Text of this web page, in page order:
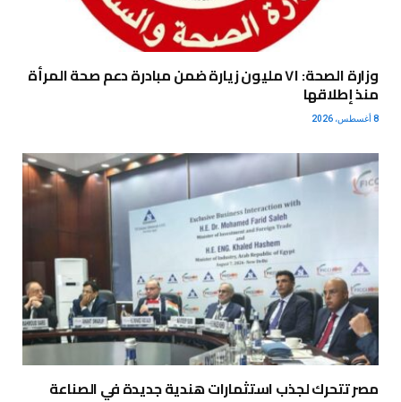
وزارة الصحة: ٧١ مليون زيارة ضمن مبادرة دعم صحة المرأة
منذ إطلاقها
8 أغسطس، 2026
مصر تتحرك لجذب استثمارات هندية جديدة في الصناعة